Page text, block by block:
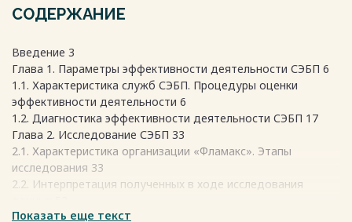
СОДЕРЖАНИЕ
Введение 3
Глава 1. Параметры эффективности деятельности СЭБП 6
1.1. Характеристика служб СЭБП. Процедуры оценки
эффективности деятельности 6
1.2. Диагностика эффективности деятельности СЭБП 17
Глава 2. Исследование СЭБП 33
2.1. Характеристика организации «Фламакс». Этапы
исследования 33
2.2. Интерпретация полученных в ходе исследования
Глава 3 Алгоритм оценки эффективности СЭБП 58
Показать еще текст